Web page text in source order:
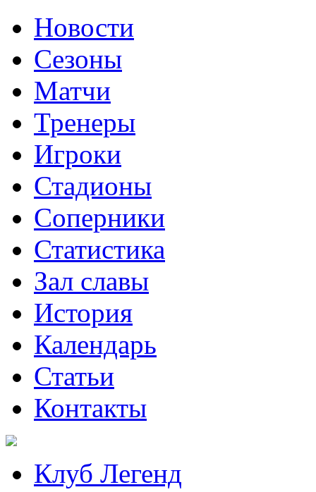
Новости
Сезоны
Матчи
Тренеры
Игроки
Стадионы
Соперники
Статистика
Зал славы
История
Календарь
Статьи
Контакты
Клуб Легенд